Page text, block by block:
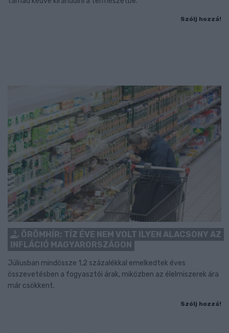
Szólj hozzá!
ÖRÖMHÍR: TÍZ ÉVE NEM VOLT ILYEN ALACSONY AZ
INFLÁCIÓ MAGYARORSZÁGON
Júliusban mindössze 1,2 százalékkal emelkedtek éves
összevetésben a fogyasztói árak, miközben az élelmiszerek ára
már csökkent.
Szólj hozzá!